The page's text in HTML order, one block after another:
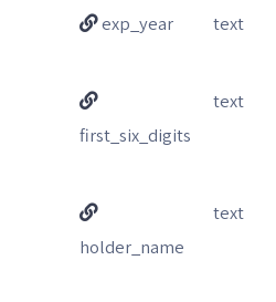
exp_year
text
first_six_digits
text
holder_name
text